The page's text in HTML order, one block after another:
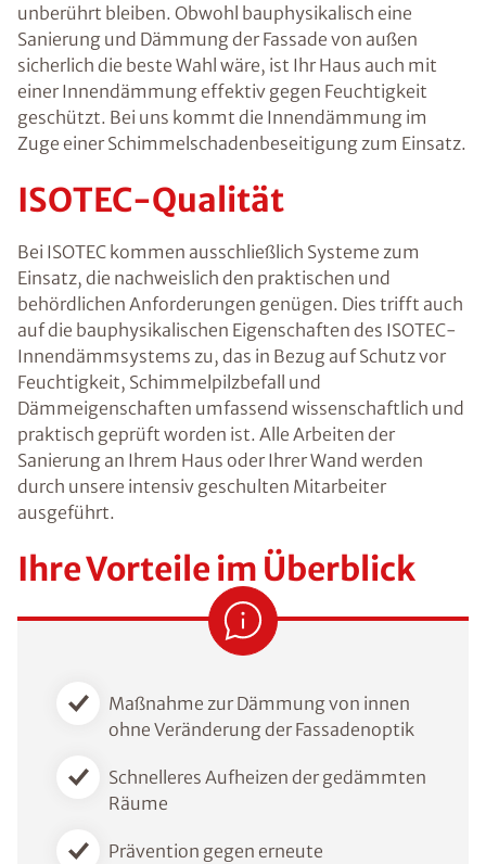
unberührt bleiben. Obwohl bauphysikalisch eine
Sanierung und Dämmung der Fassade von außen
sicherlich die beste Wahl wäre, ist Ihr Haus auch mit
einer Innendämmung effektiv gegen Feuchtigkeit
geschützt. Bei uns kommt die Innendämmung im
Zuge einer Schimmelschadenbeseitigung zum Einsatz.
ISOTEC-Qualität
Bei ISOTEC kommen ausschließlich Systeme zum
Einsatz, die nachweislich den praktischen und
behördlichen Anforderungen genügen. Dies trifft auch
auf die bauphysikalischen Eigenschaften des ISOTEC-
Innendämmsystems zu, das in Bezug auf Schutz vor
Feuchtigkeit, Schimmelpilzbefall und
Dämmeigenschaften umfassend wissenschaftlich und
praktisch geprüft worden ist. Alle Arbeiten der
Sanierung an Ihrem Haus oder Ihrer Wand werden
durch unsere intensiv geschulten Mitarbeiter
ausgeführt.
Ihre Vorteile im Überblick
Maßnahme zur Dämmung von innen
ohne Veränderung der Fassadenoptik
Schnelleres Aufheizen der gedämmten
Räume
Prävention gegen erneute